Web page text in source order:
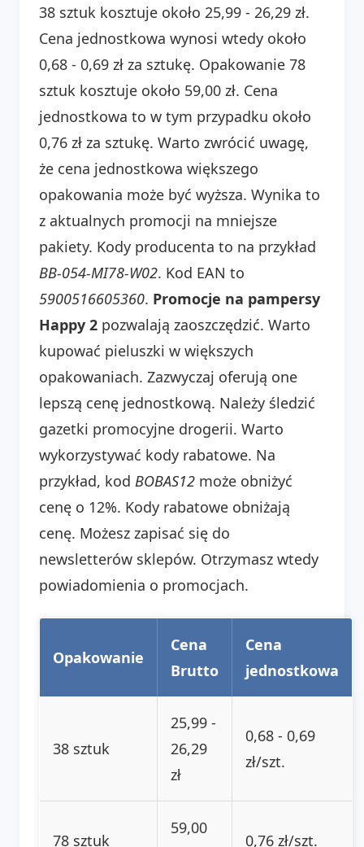
38 sztuk kosztuje około 25,99 - 26,29 zł.
Cena jednostkowa wynosi wtedy około
0,68 - 0,69 zł za sztukę. Opakowanie 78
sztuk kosztuje około 59,00 zł. Cena
jednostkowa to w tym przypadku około
0,76 zł za sztukę. Warto zwrócić uwagę,
że cena jednostkowa większego
opakowania może być wyższa. Wynika to
z aktualnych promocji na mniejsze
pakiety. Kody producenta to na przykład
BB-054-MI78-W02. Kod EAN to
5900516605360. Promocje na pampersy
Happy 2 pozwalają zaoszczędzić. Warto
kupować pieluszki w większych
opakowaniach. Zazwyczaj oferują one
lepszą cenę jednostkową. Należy śledzić
gazetki promocyjne drogerii. Warto
wykorzystywać kody rabatowe. Na
przykład, kod BOBAS12 może obniżyć
cenę o 12%. Kody rabatowe obniżają
cenę. Możesz zapisać się do
newsletterów sklepów. Otrzymasz wtedy
powiadomienia o promocjach.
Opakowanie
Cena
Brutto
Cena
jednostkowa
38 sztuk
25,99 -
26,29
zł
0,68 - 0,69
zł/szt.
78 sztuk
59,00
0,76 zł/szt.